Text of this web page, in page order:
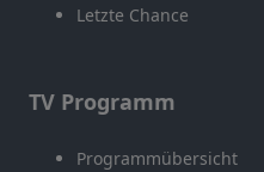
Letzte Chance
TV Programm
Programmübersicht